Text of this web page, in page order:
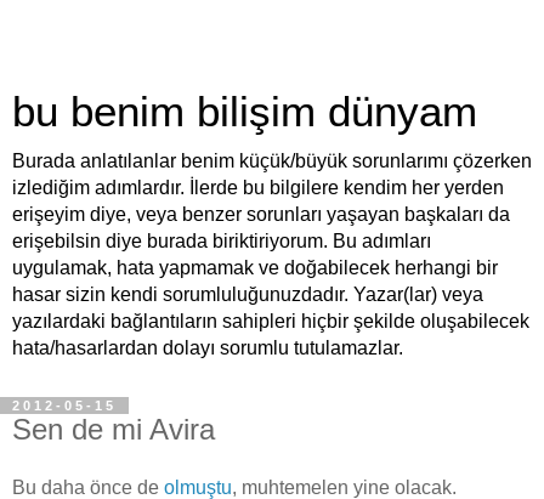
bu benim bilişim dünyam
Burada anlatılanlar benim küçük/büyük sorunlarımı çözerken
izlediğim adımlardır. İlerde bu bilgilere kendim her yerden
erişeyim diye, veya benzer sorunları yaşayan başkaları da
erişebilsin diye burada biriktiriyorum. Bu adımları
uygulamak, hata yapmamak ve doğabilecek herhangi bir
hasar sizin kendi sorumluluğunuzdadır. Yazar(lar) veya
yazılardaki bağlantıların sahipleri hiçbir şekilde oluşabilecek
hata/hasarlardan dolayı sorumlu tutulamazlar.
2012-05-15
Sen de mi Avira
Bu daha önce de olmuştu, muhtemelen yine olacak.